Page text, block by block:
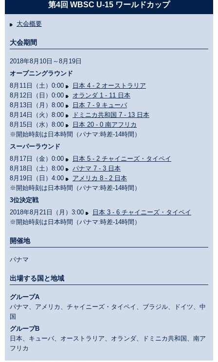
第4回 WBSC U-15 ワールドカップ
大会概要
大会期間
2018年8月10日～8月19日
オープニングラウンド
8月11日（土）0:00
日本 4 - 2 オーストラリア
8月12日（日）0:00
オランダ 1 - 11 日本
8月13日（月）8:00
日本 7 - 9 キューバ
8月14日（火）8:00
ドミニカ共和国 7 - 13 日本
8月15日（水）8:00
日本 20 - 0 南アフリカ
※開始時刻は日本時間（パナマ:時差-14時間）
スーパーラウンド
8月17日（金）0:00
日本 5 - 2 チャイニーズ・タイペイ
8月18日（土）8:00
パナマ 7 - 3 日本
8月19日（日）4:00
アメリカ 8 - 2 日本
※開始時刻は日本時間（パナマ:時差-14時間）
3位決定戦
2018年8月21日（月）3:00
日本 3 - 6 チャイニーズ・タイペイ
※開始時刻は日本時間（パナマ:時差-14時間）
開催地
パナマ
出場する国と地域
グループA
パナマ、アメリカ、チャイニーズ・タイペイ、ブラジル、ドイツ、中
国
グループB
日本、キューバ、オーストラリア、オランダ、ドミニカ共和国、南ア
フリカ